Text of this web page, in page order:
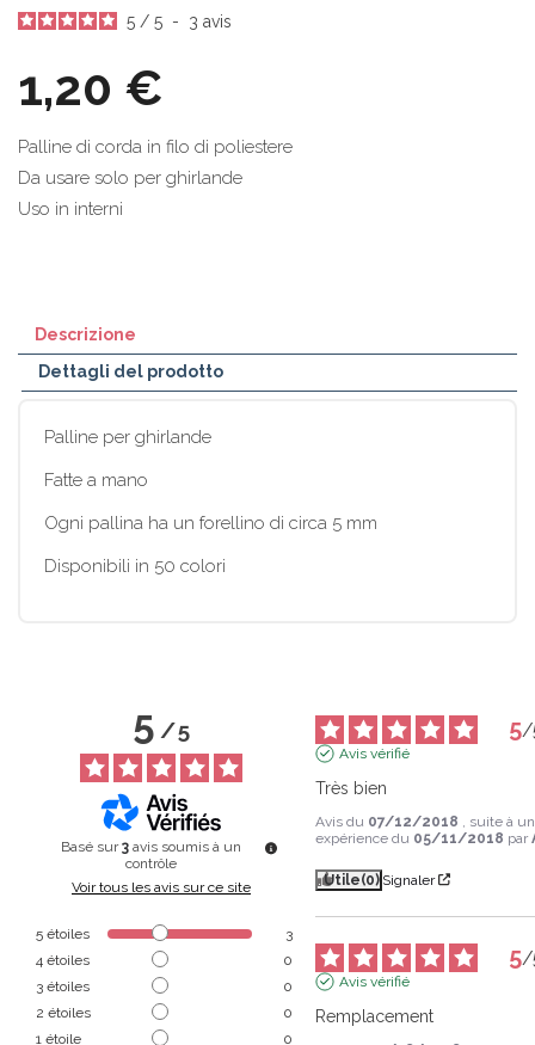
5 / 5 - 3 avis
1,20 €
Palline di corda in filo di poliestere
Da usare solo per ghirlande
Uso in interni
Descrizione
Dettagli del prodotto
Palline per ghirlande
Fatte a mano
Ogni pallina ha un forellino di circa 5 mm
Disponibili in 50 colori
5/5
Basé sur3 avis soumis à un
contrôle
Voir tous les avis sur ce site
5 étoiles
3
4 étoiles
0
3 étoiles
0
2 étoiles
0
1 étoile 0
5/
Avis vérifié
Très bien
Avis du 07/12/2018 , suite à
expérience du 05/11/2018 par
Utile(0) Signaler
5/
Avis vérifié
Remplacement